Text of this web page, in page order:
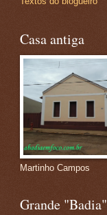
Casa antiga
Martinho Campos
Grande "Badia"